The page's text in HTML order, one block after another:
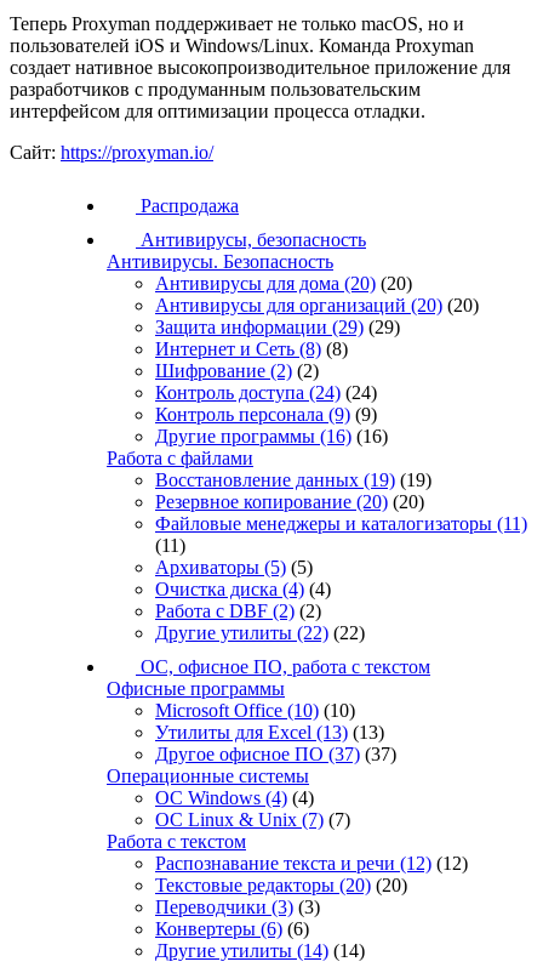
Теперь Proxyman поддерживает не только macOS, но и
пользователей iOS и Windows/Linux. Команда Proxyman
создает нативное высокопроизводительное приложение для
разработчиков с продуманным пользовательским
интерфейсом для оптимизации процесса отладки.
Сайт: https://proxyman.io/
Распродажа
Антивирусы, безопасность
Антивирусы. Безопасность
Антивирусы для дома (20) (20)
Антивирусы для организаций (20) (20)
Защита информации (29) (29)
Интернет и Сеть (8) (8)
Шифрование (2) (2)
Контроль доступа (24) (24)
Контроль персонала (9) (9)
Другие программы (16) (16)
Работа с файлами
Восстановление данных (19) (19)
Резервное копирование (20) (20)
Файловые менеджеры и каталогизаторы (11)
(11)
Архиваторы (5) (5)
Очистка диска (4) (4)
Работа с DBF (2) (2)
Другие утилиты (22) (22)
ОС, офисное ПО, работа с текстом
Офисные программы
Microsoft Office (10) (10)
Утилиты для Excel (13) (13)
Другое офисное ПО (37) (37)
Операционные системы
ОС Windows (4) (4)
ОС Linux & Unix (7) (7)
Работа с текстом
Распознавание текста и речи (12) (12)
Текстовые редакторы (20) (20)
Переводчики (3) (3)
Конвертеры (6) (6)
Другие утилиты (14) (14)